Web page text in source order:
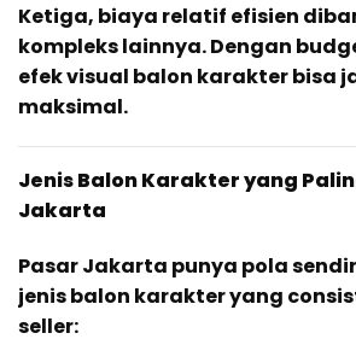
Ketiga, biaya relatif efisien
kompleks lainnya. Dengan
efek visual balon karakter bisa
maksimal.
Jenis Balon Karakter yang
Jakarta
Pasar Jakarta punya pola
jenis balon karakter yang
seller: